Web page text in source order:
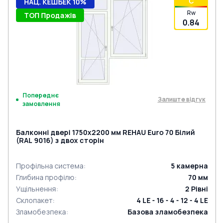
Rw
0.84
ТОП Продажів
Попереднє
замовлення
Залиште відгук
Балконні двері 1750x2200 мм REHAU Euro 70 Білий
(RAL 9016) з двох сторін
Профільна система: 5 камерна
Глибина профілю: 70 мм
Ущільнення: 2 Рівні
Склопакет:
4 LE - 16 - 4 - 12 - 4 LE
Зламобезпека: Базова зламобезпека